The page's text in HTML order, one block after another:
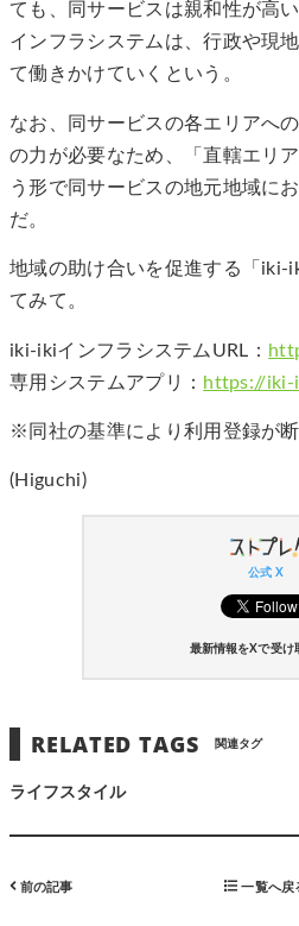
ても、同サービスは親和性が高
インフラシステムは、行政や現
て働きかけていくという。
なお、同サービスの各エリアへ
の力が必要なため、「直轄エリ
う形で同サービスの地元地域に
だ。
地域の助け合いを促進する「iki-
てみて。
iki-ikiインフラシステムURL：
専用システムアプリ： https://iki-
※同社の基準により利用登録が
(Higuchi)
公式 X
最新情報をXで受け
RELATED TAGS 関連タグ
ライフスタイル
前の記事 一覧へ戻